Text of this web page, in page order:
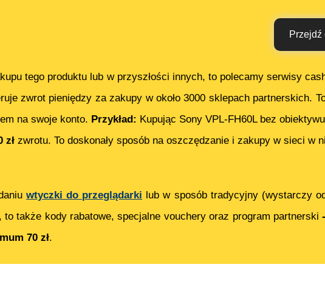
Przejdź
tego produktu lub w przyszłości innych, to polecamy serwisy
zwrot pieniędzy za zakupy w około 3000 sklepach partnerskich.
na swoje konto. Przykład: Kupując Sony VPL-FH60L bez obiektywu
zł zwrotu. To doskonały sposób na oszczędzanie i zakupy w sieci w
wtyczki do przeglądarki lub w sposób tradycyjny (wystarczy
także kody rabatowe, specjalne vouchery oraz program partnerski
70 zł.